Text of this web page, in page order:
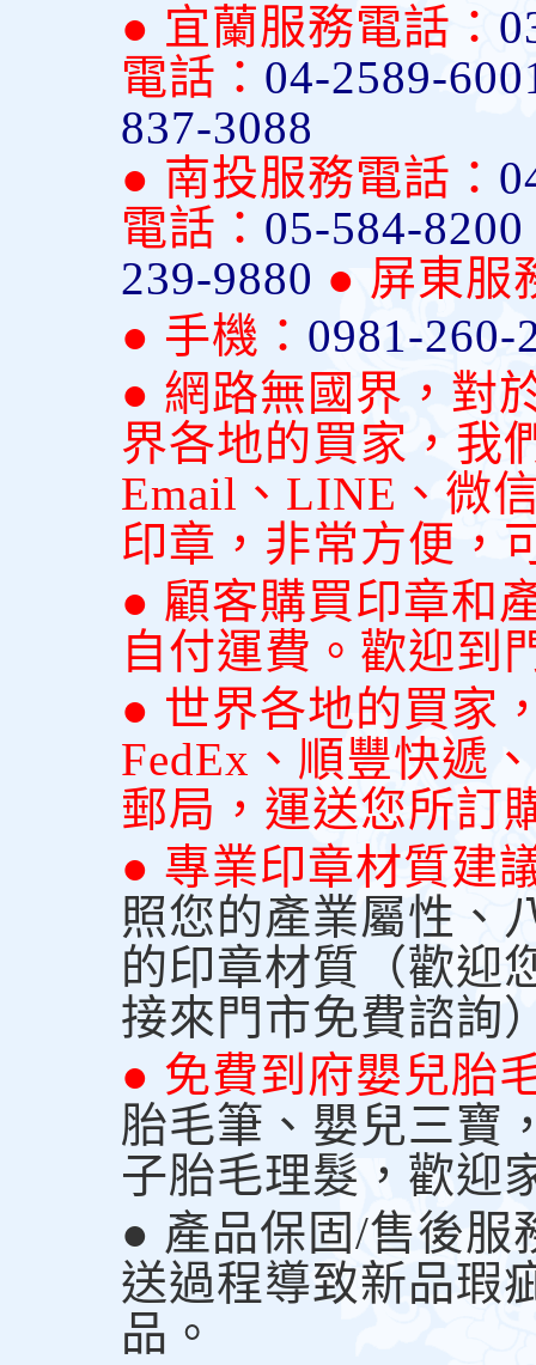
● 宜蘭服務電話：
電話： 04-2589-
837-3088
● 南投服務電話：
電話： 05-584-8200
239-9880 ● 屏東服
● 手機： 0981-260-
● 網路無國界，對
界各地的買家，我
Email、LINE、微
印章，非常方便，
● 顧客購買印章和
自付運費。歡迎到
● 世界各地的買家
FedEx、順豐快遞
郵局，運送您所訂
● 專業印章材質建
照您的產業屬性、
的印章材質（歡迎
接來門市免費諮詢
● 免費到府嬰兒胎
胎毛筆、嬰兒三寶
子胎毛理髮，歡迎
● 產品保固/售後服
送過程導致新品瑕
品。